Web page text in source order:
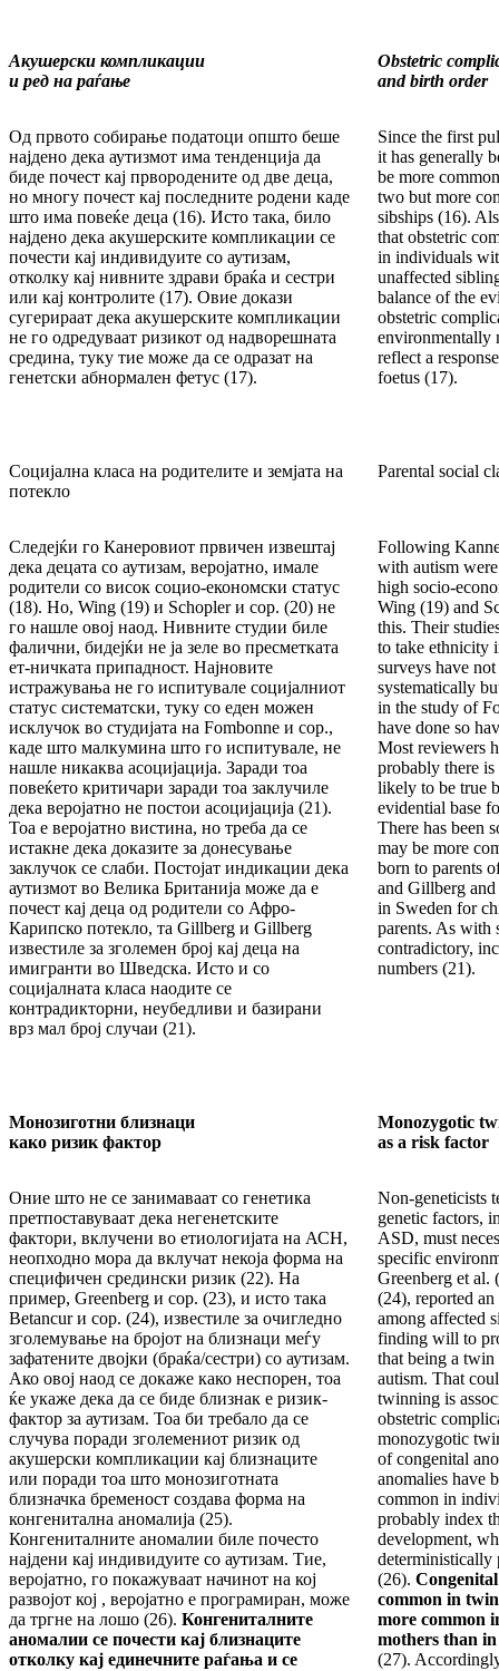
Акушерски компликации
и ред на раѓање
Obstetric
and birth order
Од првото собирање податоци општо беше
најдено дека аутизмот има тенденција да
биде почест кај првородените од две деца,
но многу почест кај последните родени каде
што има повеќе деца (16). Исто така, било
најдено дека акушерските компликации се
почести кај индивидуите со аутизам,
отколку кај нивните здрави браќа и сестри
или кај контролите (17). Овие докази
сугерираат дека акушерските компликации
не го одредуваат ризикот од надворешната
средина, туку тие може да се одразат на
генетски абнормален фетус (17).
Since the first
it has generally
be more
two but more
sibships (16).
that obstetric
in individuals
unaffected
balance of the
obstetric
environmentally
reflect a
foetus (17).
Социјална класа на родителите и земјата на
потекло
Parental social
Следејќи го Канеровиот првичен извештај
дека децата со аутизам, веројатно, имале
родители со висок социо-економски статус
(18). Но, Wing (19) и Schopler и сор. (20) не
го нашле овој наод. Нивните студии биле
фалични, бидејќи не ја зеле во пресметката
ет-ничката припадност. Најновите
истражувања не го испитувале социјалниот
статус систематски, туку со еден можен
исклучок во студијата на Fombonne и сор.,
каде што малкумина што го испитувале, не
нашле никаква асоцијација. Заради тоа
повеќето критичари заради тоа заклучиле
дека веројатно не постои асоцијација (21).
Тоа е веројатно вистина, но треба да се
истакне дека доказите за донесување
заклучок се слаби. Постојат индикации дека
аутизмот во Велика Британија може да е
почест кај деца од родители со Афро-
Карипско потекло, та Gillberg и Gillberg
известиле за зголемен број кај деца на
имигранти во Шведска. Исто и со
социјалната класа наодите се
контрадикторни, неубедливи и базирани
врз мал број случаи (21).
Following
with autism
high socio-
Wing (19) and
this. Their
to take ethnicity
surveys have
systematically
in the study of
have done so
Most reviewers
probably there
likely to be true
evidential base
There has been
may be more
born to parents
and Gillberg
in Sweden for
parents. As with
contradictory,
numbers (21).
Монозиготни близнаци
како ризик фактор
Monozygotic
as a risk factor
Оние што не се занимаваат со генетика
претпоставуваат дека негенетските
фактори, вклучени во етиологијата на АСН,
неопходно мора да вклучат некоја форма на
специфичен средински ризик (22). На
пример, Greenberg и сор. (23), и исто така
Betancur и сор. (24), известиле за очигледно
зголемување на бројот на близнаци меѓу
зафатените двојки (браќа/сестри) со аутизам.
Ако овој наод се докаже како неспорен, тоа
ќе укаже дека да се биде близнак е ризик-
фактор за аутизам. Тоа би требало да се
случува поради зголемениот ризик од
акушерски компликации кај близнаците
или поради тоа што монозиготната
близначка бременост создава форма на
конгенитална аномалија (25).
Конгениталните аномалии биле почесто
најдени кај индивидуите со аутизам. Тие,
веројатно, го покажуваат начинот на кој
развојот кој , веројатно е програмиран, може
да тргне на лошо (26). Конгениталните
аномалии се почести кај близнаците
отколку кај единечните раѓања и се
Non-geneticists
genetic factors,
ASD, must
specific
Greenberg et al.
(24), reported
among affected
finding will to
that being a
autism. That
twinning is
obstetric
monozygotic
of congenital
anomalies have
common in
probably index
development,
deterministically
(26).
common in
more common
mothers than
(27).